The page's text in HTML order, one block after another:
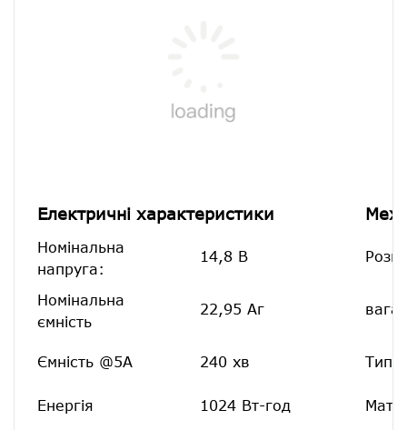
Електричні характеристики
Номінальна
напруга:
14,8 В
Номінальна
ємність
22,95 Аг вага:
Ємність @5A 240 хв Тип
Енергія 1024 Вт-год